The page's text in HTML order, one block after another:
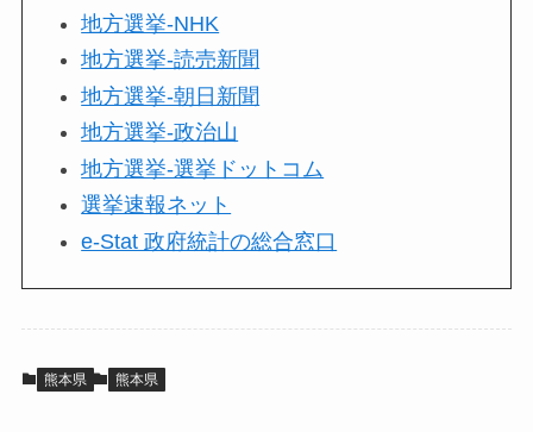
地方選挙-NHK
地方選挙-読売新聞
地方選挙-朝日新聞
地方選挙-政治山
地方選挙-選挙ドットコム
選挙速報ネット
e-Stat 政府統計の総合窓口
熊本県 熊本県